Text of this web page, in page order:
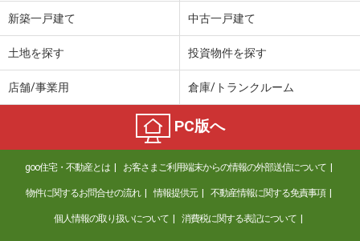
新築一戸建て 中古一戸建て
土地を探す 投資物件を探す
店舗/事業用 倉庫/トランクルーム
PC版へ
goo住宅・不動産とは お客さまご利用端末からの情報の外部送信について
物件に関するお問合せの流れ 情報提供元 不動産情報に関する免責事項
個人情報の取り扱いについて 消費税に関する表記について